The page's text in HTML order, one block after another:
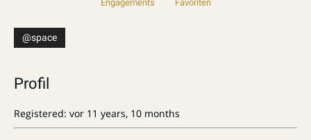
Engagements Favoriten
@space
Profil
Registered: vor 11 years, 10 months